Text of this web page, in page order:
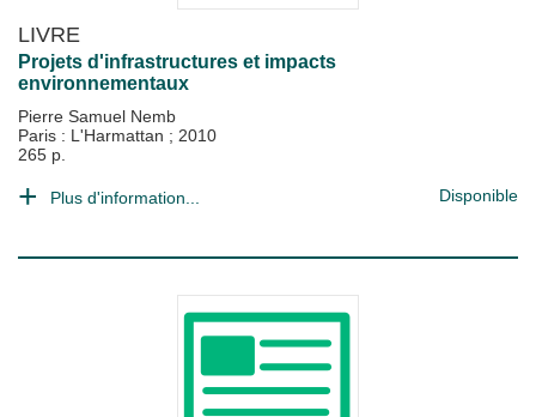
LIVRE
Projets d'infrastructures et impacts
environnementaux
Pierre Samuel Nemb
Paris : L'Harmattan ; 2010
265 p.
Plus d'information... Disponible